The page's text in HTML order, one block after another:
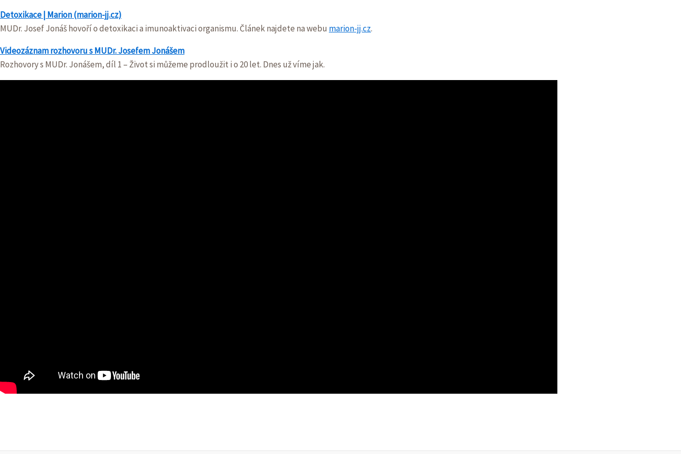
Detoxikace | Marion (marion-jj.cz)
MUDr. Josef Jonáš hovoří o detoxikaci a imunoaktivaci organismu. Článek najdete na webu marion-jj.cz.
Videozáznam rozhovoru s MUDr. Josefem Jonášem
Rozhovory s MUDr. Jonášem, díl 1 – Život si můžeme prodloužit i o 20 let. Dnes už víme jak.